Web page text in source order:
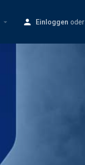
Einloggen oder